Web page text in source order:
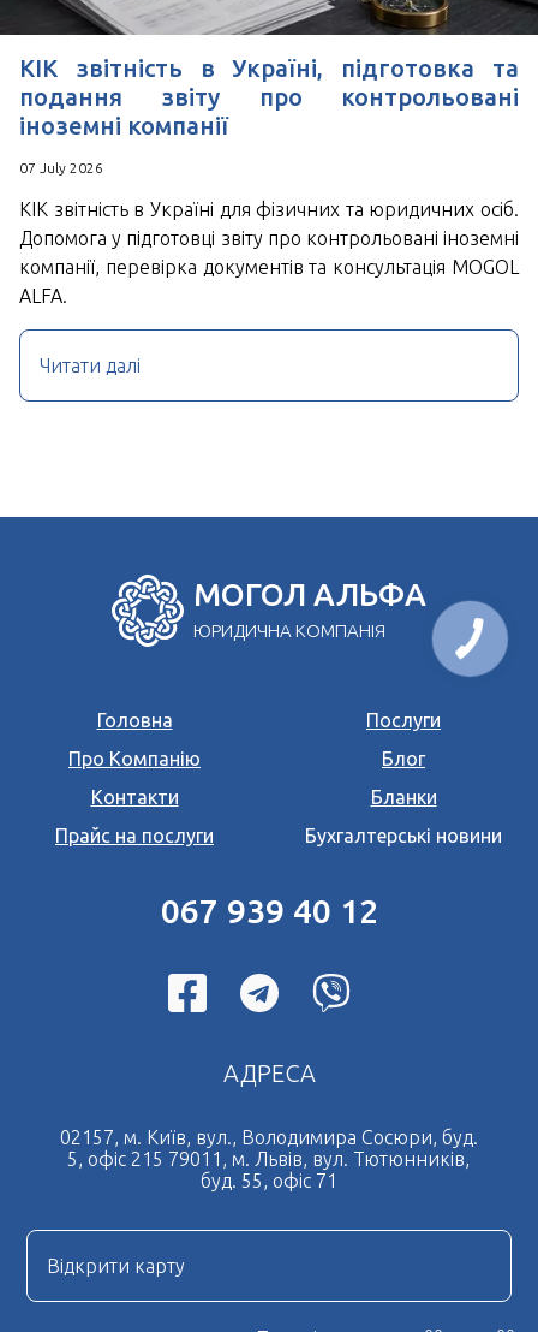
КІК звітність в Україні, підготовка та
подання звіту про контрольовані
іноземні компанії
07 July 2026
КІК звітність в Україні для фізичних та юридичних осіб.
Допомога у підготовці звіту про контрольовані іноземні
компанії, перевірка документів та консультація MOGOL
ALFA.
Читати далі
МОГОЛ АЛЬФА
ЮРИДИЧНА КОМПАНІЯ
Головна
Послуги
Про Компанію
Блог
Контакти
Бланки
Прайс на послуги
Бухгалтерські новини
067 939 40 12
АДРЕСА
02157, м. Київ, вул., Володимира Сосюри, буд.
5, офіс 215 79011, м. Львів, вул. Тютюнників,
буд. 55, офіс 71
Відкрити карту